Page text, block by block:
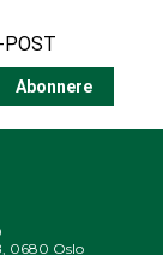
POST
0680 Oslo